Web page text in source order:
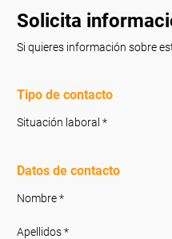
Solicita
Si quieres información sobre
Tipo de contacto
Situación laboral *
Datos de contacto
Nombre *
Apellidos *